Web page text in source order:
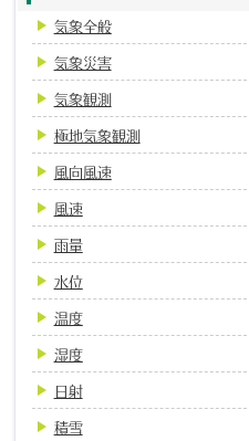
気象全般
気象災害
気象観測
極地気象観測
風向風速
風速
雨量
水位
温度
湿度
日射
積雪